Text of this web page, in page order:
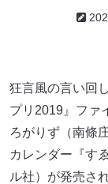
狂言風の言い回
プリ2019』ファ
ろがりず（南條
カレンダー『す
ル社）が発売さ